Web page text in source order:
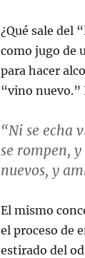
¿Qué sale del
como jugo de
para hacer
“vino
“Ni se echa
se rompen,
nuevos, y
El mismo
el proceso de
estirado del